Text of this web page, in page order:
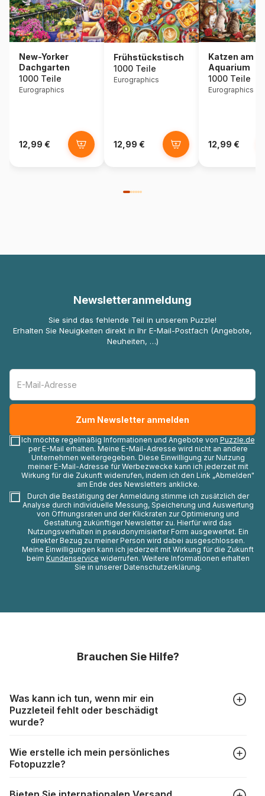
New-Yorker
Dachgarten
1000 Teile
Eurographics
12,99 €
Frühstückstisch
1000 Teile
Eurographics
12,99 €
Katzen am
Aquarium
1000 Teile
Eurographics
12,99 €
Newsletteranmeldung
Sie sind das fehlende Teil in unserem Puzzle!
Erhalten Sie Neuigkeiten direkt in Ihr E-Mail-Postfach (Angebote,
Neuheiten, …)
Ich möchte regelmäßig Informationen und Angebote von Puzzle.de
per E-Mail erhalten. Meine E-Mail-Adresse wird nicht an andere
Unternehmen weitergegeben. Diese Einwilligung zur Nutzung
meiner E-Mail-Adresse für Werbezwecke kann ich jederzeit mit
Wirkung für die Zukunft widerrufen, indem ich den Link „Abmelden"
am Ende des Newsletters anklicke.
Durch die Bestätigung der Anmeldung stimme ich zusätzlich der
Analyse durch individuelle Messung, Speicherung und Auswertung
von Öffnungsraten und der Klickraten zur Optimierung und
Gestaltung zukünftiger Newsletter zu. Hierfür wird das
Nutzungsverhalten in pseudonymisierter Form ausgewertet. Ein
direkter Bezug zu meiner Person wird dabei ausgeschlossen.
Meine Einwilligungen kann ich jederzeit mit Wirkung für die Zukunft
beim Kundenservice widerrufen. Weitere Informationen erhalten
Sie in unserer Datenschutzerklärung.
Brauchen Sie Hilfe?
Was kann ich tun, wenn mir ein
Puzzleteil fehlt oder beschädigt
wurde?
aber trotzdem kann es vorkommen, dass Teile beschädigt
werden oder verloren gehen. Mit solchen Fällen gehen
https://www.puzzle.de/puzzleteile-fehlen.html
Wie erstelle ich mein persönliches
Fotopuzzle?